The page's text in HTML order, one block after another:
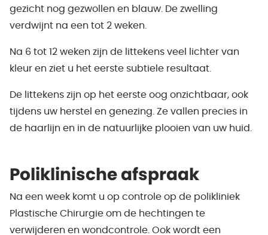
gezicht nog gezwollen en blauw. De zwelling
verdwijnt na een tot 2 weken.
Na 6 tot 12 weken zijn de littekens veel lichter van
kleur en ziet u het eerste subtiele resultaat.
De littekens zijn op het eerste oog onzichtbaar, ook
tijdens uw herstel en genezing. Ze vallen precies in
de haarlijn en in de natuurlijke plooien van uw huid.
Poliklinische afspraak
Na een week komt u op controle op de polikliniek
Plastische Chirurgie om de hechtingen te
verwijderen en wondcontrole. Ook wordt een